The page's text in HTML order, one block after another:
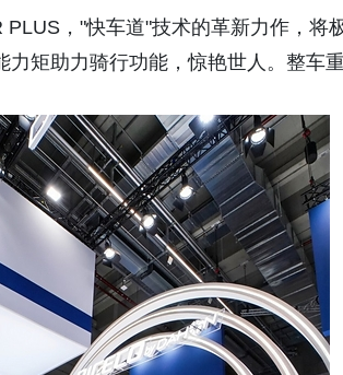
PLUS，"快车道"技术的革新力作，
力矩助力骑行功能，惊艳世人。整车